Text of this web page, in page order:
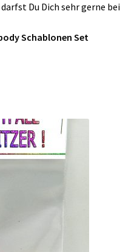
Du Dich sehr gerne bei
Schablonen Set